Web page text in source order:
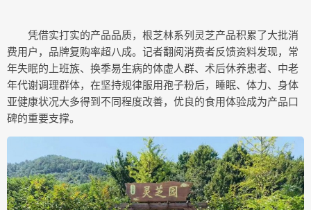
凭借实打实的产品品质，根芝林系列灵芝产品积累了大批消
费用户，品牌复购率超八成。记者翻阅消费者反馈资料发现，常
年失眠的上班族、换季易生病的体虚人群、术后休养患者、中老
年代谢调理群体，在坚持规律服用孢子粉后，睡眠、体力、身体
亚健康状况大多得到不同程度改善，优良的食用体验成为产品口
碑的重要支撑。